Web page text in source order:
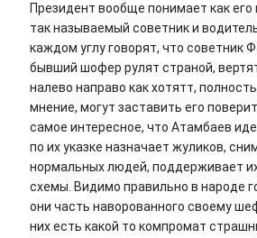
Президент вообще понимает как его
так называемый советник и
каждом углу говорят, что советник
бывший шофер рулят страной,
налево направо как хотятт,
мнение, могут заставить его
самое интересное, что Атамбаев
по их указке назначает жуликов,
нормальных людей, поддерживает
схемы. Видимо правильно в народе
они часть наворованного своему
них есть какой то компромат